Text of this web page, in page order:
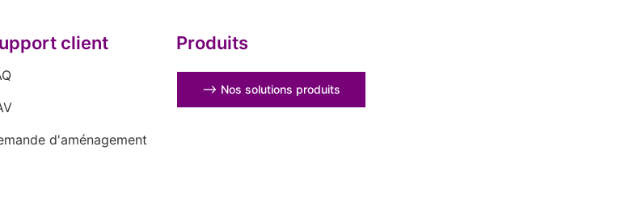
client
d'aménagement
Produits
⟶ Nos solutions produits